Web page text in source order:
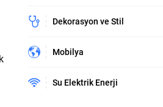
Dekorasyon ve Stil
Mobilya
Su Elektrik Enerji